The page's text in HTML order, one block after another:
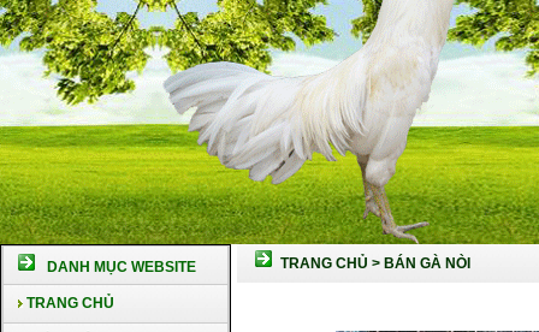
DANH MỤC WEBSITE
TRANG CHỦ
TRANG CHỦ > BÁN GÀ NÒI